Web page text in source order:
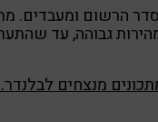
הרשום ומעבדים.
גבוהה, עד
מנצחים